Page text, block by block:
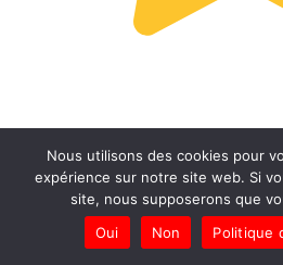
Nous utilisons des cookies pour
expérience sur notre site web. Si
site, nous supposerons que
Oui
Non Politique